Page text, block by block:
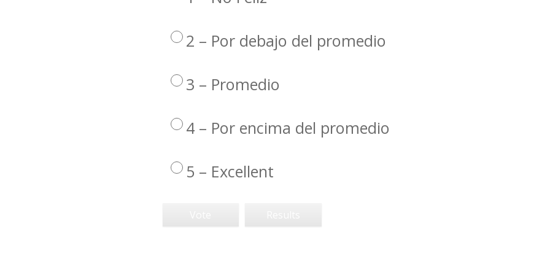
2 – Por debajo del promedio
3 – Promedio
4 – Por encima del promedio
5 – Excellent